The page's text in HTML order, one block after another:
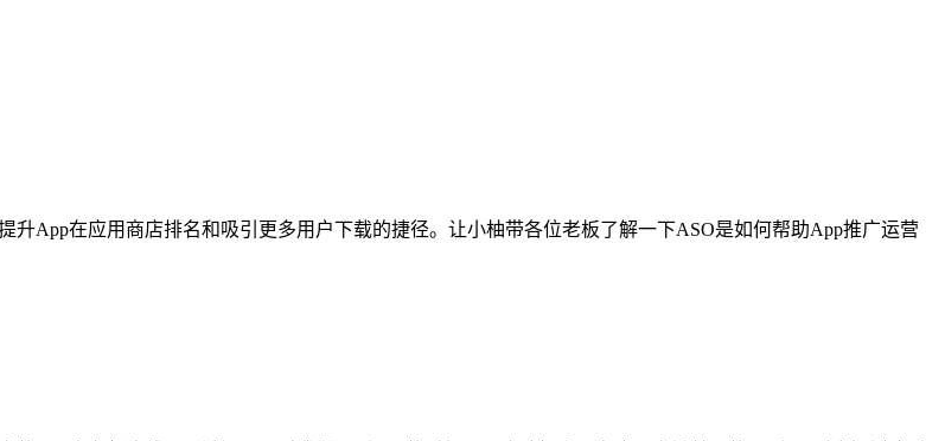
App在应用商店排名和吸引更多用户下载的捷径。让小柚带各位老板了解一下ASO是如何帮助App推广运营